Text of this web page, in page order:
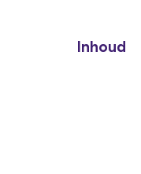
Inhoud